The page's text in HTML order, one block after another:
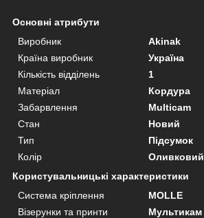
Основні атрибути
Виробник
Akinak
Країна виробник
Україна
Кількість відділень
1
Матеріал
Кордура
Забарвлення
Multicam
Стан
Новий
Тип
Підсумок
Колір
Оливковий
Користувальницькі характеристики
Система кріплення
MOLLE
Візерунки та принти
Мультикам